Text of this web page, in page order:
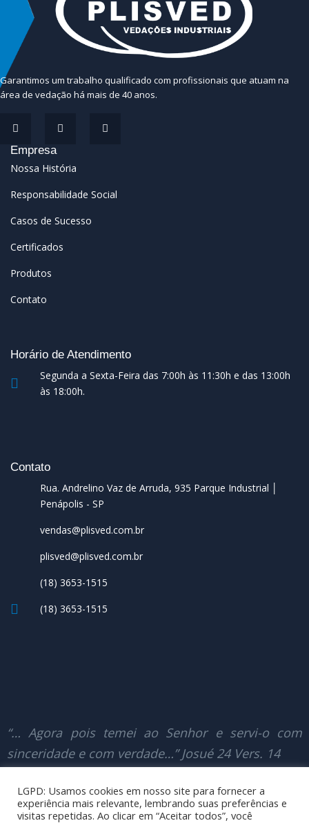
Garantimos um trabalho qualificado com profissionais que atuam na
área de vedação há mais de 40 anos.
Empresa
Nossa História
Responsabilidade Social
Casos de Sucesso
Certificados
Produtos
Contato
Horário de Atendimento
Segunda a Sexta-Feira das 7:00h às 11:30h e das 13:00h
às 18:00h.
Contato
Rua. Andrelino Vaz de Arruda, 935 Parque Industrial │
Penápolis - SP
vendas@plisved.com.br
plisved@plisved.com.br
(18) 3653-1515
(18) 3653-1515
“… Agora pois temei ao Senhor e servi-o com
sinceridade e com verdade…” Josué 24 Vers. 14
© Copyright 2025 – Todos os Direitos
LGPD: Usamos cookies em nosso site para fornecer a
experiência mais relevante, lembrando suas preferências e
visitas repetidas. Ao clicar em “Aceitar todos”, você